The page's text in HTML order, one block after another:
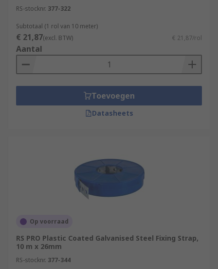
RS-stocknr. 377-322
Subtotaal (1 rol van 10 meter)
€ 21,87(excl. BTW) € 21,87/rol
Aantal
Toevoegen
Datasheets
Op voorraad
RS PRO Plastic Coated Galvanised Steel Fixing Strap,
10 m x 26mm
RS-stocknr. 377-344